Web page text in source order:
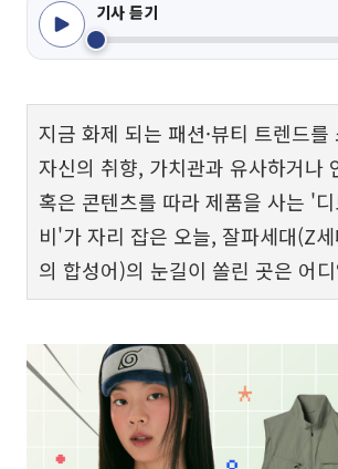
기사 듣기
지금 화제 되는 패션·뷰티 트렌드를
자신의 취향, 가치관과 유사하거나
혹은 콘텐츠를 따라 제품을 사는 '
비'가 자리 잡은 오늘, 잘파세대(Z
의 합성어)의 눈길이 쏠린 곳은 어